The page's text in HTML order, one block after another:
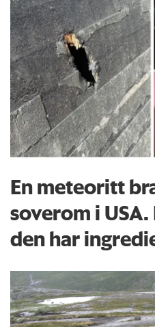
En meteoritt
soverom i
den har